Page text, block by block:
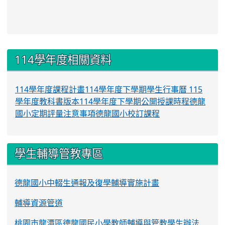
::: 114學年度相關資料
114學年度課程計畫114學年度下學期學生行事曆 115
學年度教科書版本114學年度下學期公開授課時程德龍
國小定期評量注意事項德龍國小校訂課程
學生輔導管教專區
德龍國小中輟生通報及復學輔導實施計畫
輔導資源管道